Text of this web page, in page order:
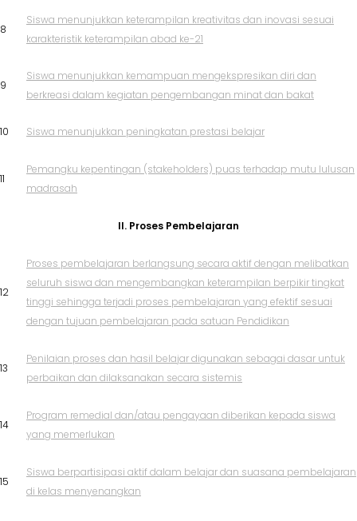
8
Siswa menunjukkan keterampilan kreativitas dan inovasi sesuai
karakteristik keterampilan abad ke-21
9
Siswa menunjukkan kemampuan mengekspresikan diri dan
berkreasi dalam kegiatan pengembangan minat dan bakat
10 Siswa menunjukkan peningkatan prestasi belajar
11
Pemangku kepentingan (stakeholders) puas terhadap mutu lulusan
madrasah
II. Proses Pembelajaran
12
Proses pembelajaran berlangsung secara aktif dengan melibatkan
seluruh siswa dan mengembangkan keterampilan berpikir tingkat
tinggi sehingga terjadi proses pembelajaran yang efektif sesuai
dengan tujuan pembelajaran pada satuan Pendidikan
13
Penilaian proses dan hasil belajar digunakan sebagai dasar untuk
perbaikan dan dilaksanakan secara sistemis
14
Program remedial dan/atau pengayaan diberikan kepada siswa
yang memerlukan
15
Siswa berpartisipasi aktif dalam belajar dan suasana pembelajaran
di kelas menyenangkan